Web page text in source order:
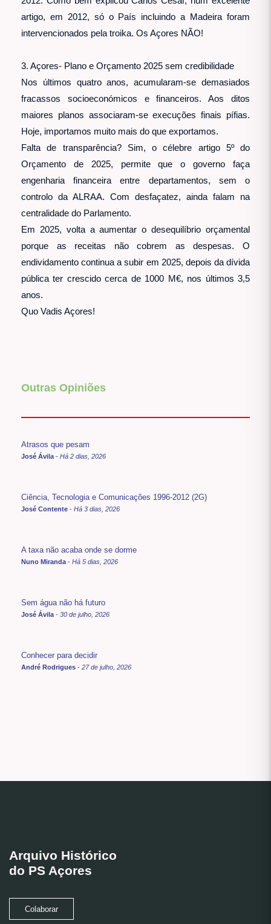
artigo, em 2012, só o País incluindo a Madeira foram
intervencionados pela troika. Os Açores NÃO!
3. Açores- Plano e Orçamento 2025 sem credibilidade
Nos últimos quatro anos, acumularam-se demasiados
fracassos socioeconómicos e financeiros. Aos ditos
maiores planos associaram-se execuções finais pífias.
Hoje, importamos muito mais do que exportamos.
Falta de transparência? Sim, o célebre artigo 5º do
Orçamento de 2025, permite que o governo faça
engenharia financeira entre departamentos, sem o
controlo da ALRAA. Com desfaçatez, ainda falam na
centralidade do Parlamento.
Em 2025, volta a aumentar o desequilíbrio orçamental
porque as receitas não cobrem as despesas. O
endividamento continua a subir em 2025, depois da dívida
pública ter crescido cerca de 1000 M€, nos últimos 3,5
anos.
Quo Vadis Açores!
Outras Opiniões
Atrasos que pesam
José Ávila - Há 2 dias, 2026
Ciência, Tecnologia e Comunicações 1996-2012 (2G)
José Contente - Há 3 dias, 2026
A taxa não acaba onde se dorme
Nuno Miranda - Há 5 dias, 2026
Sem água não há futuro
José Ávila - 30 de julho, 2026
Conhecer para decidir
André Rodrigues - 27 de julho, 2026
Arquivo Histórico
do PS Açores
Colaborar